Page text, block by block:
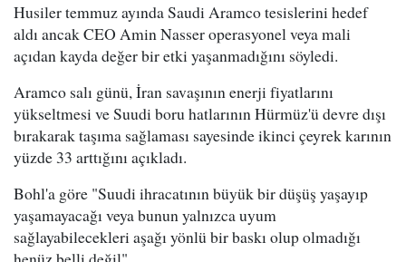
Husiler temmuz ayında Saudi Aramco tesislerini hedef
aldı ancak CEO Amin Nasser operasyonel veya mali
açıdan kayda değer bir etki yaşanmadığını söyledi.
Aramco salı günü, İran savaşının enerji fiyatlarını
yükseltmesi ve Suudi boru hatlarının Hürmüz'ü devre dışı
bırakarak taşıma sağlaması sayesinde ikinci çeyrek karının
yüzde 33 arttığını açıkladı.
Bohl'a göre "Suudi ihracatının büyük bir düşüş yaşayıp
yaşamayacağı veya bunun yalnızca uyum
sağlayabilecekleri aşağı yönlü bir baskı olup olmadığı